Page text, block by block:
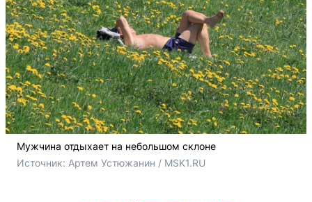
Мужчина отдыхает на небольшом склоне
Источник: Артем Устюжанин / MSK1.RU